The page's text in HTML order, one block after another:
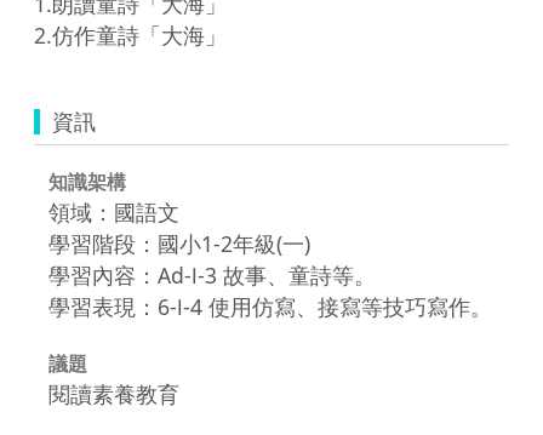
2.仿作童詩「大海」
資訊
知識架構
領域：國語文
學習階段：國小1-2年級(一)
學習內容：Ad-Ⅰ-3 故事、童詩等。
學習表現：6-Ⅰ-4 使用仿寫、接寫等技巧寫作。
議題
閱讀素養教育